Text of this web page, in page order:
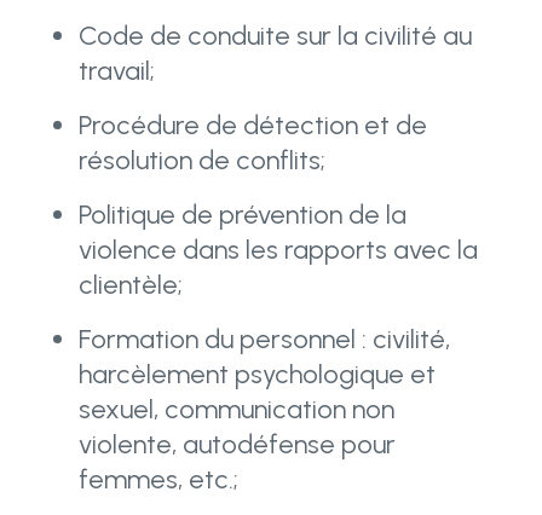
Code de conduite sur la civilité au
travail;
Procédure de détection et de
résolution de conflits;
Politique de prévention de la
violence dans les rapports avec la
clientèle;
Formation du personnel : civilité,
harcèlement psychologique et
sexuel, communication non
violente, autodéfense pour
femmes, etc.;